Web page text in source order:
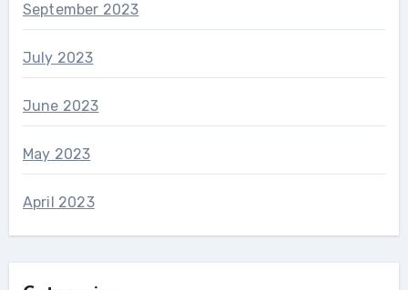
September 2023
July 2023
June 2023
May 2023
April 2023